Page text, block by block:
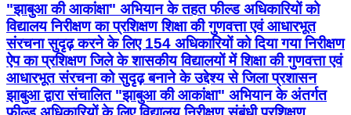
"झाबुआ की आकांक्षा" अभियान के तहत फील्ड अधिकारियों को
विद्यालय निरीक्षण का प्रशिक्षण शिक्षा की गुणवत्ता एवं आधारभूत
संरचना सुदृढ़ करने के लिए 154 अधिकारियों को दिया गया निरीक्षण
ऐप का प्रशिक्षण जिले के शासकीय विद्यालयों में शिक्षा की गुणवत्ता एवं
आधारभूत संरचना को सुदृढ़ बनाने के उद्देश्य से जिला प्रशासन
झाबुआ द्वारा संचालित "झाबुआ की आकांक्षा" अभियान के अंतर्गत